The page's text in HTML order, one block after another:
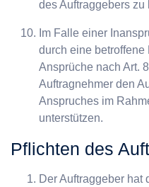
des Auftraggebers zu
Im Falle einer
durch eine
Ansprüche nach Art.
Auftragnehmer den
Anspruches im
unterstützen.
Pflichten des
Der Auftraggeber hat